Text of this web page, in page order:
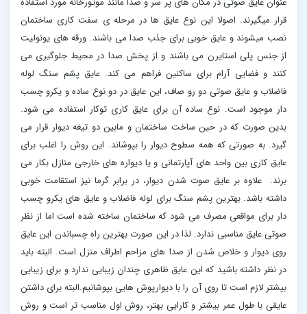
قرار میگیرند. اصولا این نوع عایق ها در مرحله ی سفت کاری ساختمان
نصب میشوند و عایق خوبی برای جذب صدا می باشند. ورقه های یونولیت
از جنس پلی استایرن می باشند و از پخش صدا در محیط جلوگیری می
کنند و فضایی آرام برای ساکنین فراهم می کند. عایق پشم سنگ لوله
فاضلاب و عایق صوتی دو رو صاف، این عایق در دو نوع ساده و یکرو چسب
دار موجود است. نوع ساده آن برای عایق کاری توکار استفاده می شود.
بدین صورت که در حین ساخت ساختمان و مابین دو تیغه دیوار قرار می
گیرد. به صورتی که همه سطوح دیوار را بپوشاند. این روش را اغلب برای
عایق کاری بین واحد های آپارتمانی و یا دیواره های خارجی منازل بکار می
برند. علاوه بر عایق صوت شدن دیوار، در برابر گرما نیز استقامت خوبی
داشته باشد. بهترین پشم سنگ برای لوله فاضلاب و عایق های یکرو چسب
دار برای مواقعی مصرف می شود که ساختمان ساخته شده است اما از نظر
صوتی عایق مناسبی ندارد. لذا در این صورت بهترین راه چسباندن این عایق
روی دیوار و خلاص شدن از صدا های مزاحم اطراف منزل است. البته باید
در نظر داشته باشید که این عایق ظاهری چندان زیبایی ندارد و برای زیبایی
بیشتر لازم است تا روی آن را با دیوارپوش هایی بپوشانیم.البته برای داشتن
عایقی با طول عمر بیشتر و کارایی بهتر، روش اول مناسب تر است و روش